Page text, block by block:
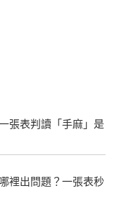
張表判讀「手麻」是
裡出問題？一張表秒